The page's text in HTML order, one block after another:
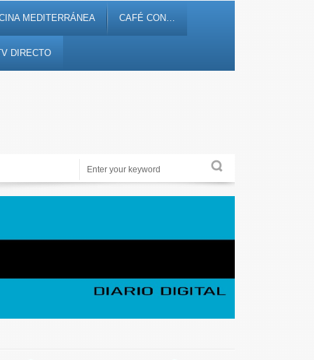
MEDITERRÁNEA CAFÉ CON…
DIRECTO
Periodismo de proximidad en 12tv.es